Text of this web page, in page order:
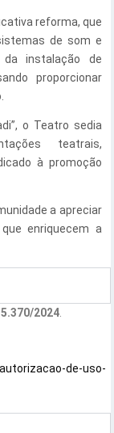
e Inovação
e Assuntos
reforma, que
de som e
instalação de
proporcionar
o Teatro sedia
teatrais,
à promoção
a apreciar
enriquecem a
2024
de-uso-